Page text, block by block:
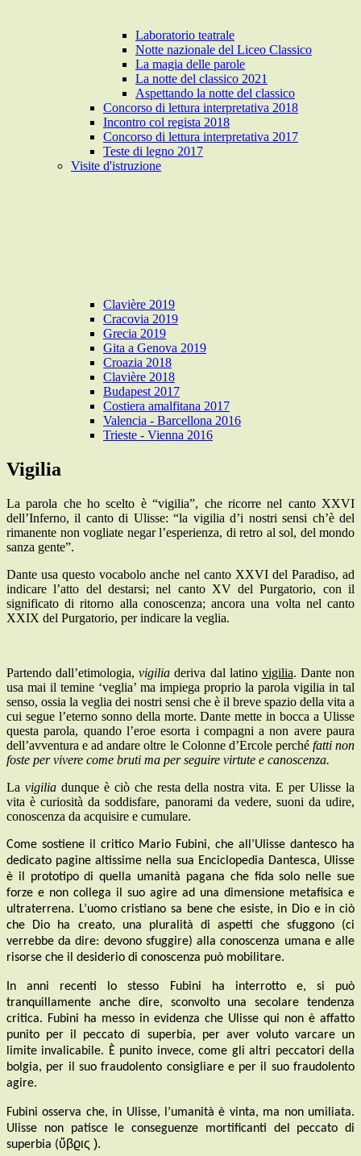
Laboratorio teatrale
Notte nazionale del Liceo Classico
La magia delle parole
La notte del classico 2021
Aspettando la notte del classico
Concorso di lettura interpretativa 2018
Incontro col regista 2018
Concorso di lettura interpretativa 2017
Teste di legno 2017
Visite d'istruzione
Clavière 2019
Cracovia 2019
Grecia 2019
Gita a Genova 2019
Croazia 2018
Clavière 2018
Budapest 2017
Costiera amalfitana 2017
Valencia - Barcellona 2016
Trieste - Vienna 2016
Vigilia
La parola che ho scelto è “vigilia”, che ricorre nel canto XXVI
dell’Inferno, il canto di Ulisse: “la vigilia d’i nostri sensi ch’è del
rimanente non vogliate negar l’esperienza, di retro al sol, del mondo
sanza gente”.
Dante usa questo vocabolo anche nel canto XXVI del Paradiso, ad
indicare l’atto del destarsi; nel canto XV del Purgatorio, con il
significato di ritorno alla conoscenza; ancora una volta nel canto
XXIX del Purgatorio, per indicare la veglia.
Partendo dall’etimologia,vigilia deriva dal latino vigilia. Dante non
usa mai il temine ‘veglia’ ma impiega proprio la parola vigilia in tal
senso, ossia la veglia dei nostri sensi che è il breve spazio della vita a
cui segue l’eterno sonno della morte. Dante mette in bocca a Ulisse
questa parola, quando l’eroe esorta i compagni a non avere paura
dell’avventura e ad andare oltre le Colonne d’Ercole perché fatti non
foste per vivere come bruti ma per seguire virtute e canoscenza.
La vigiliadunque è ciò che resta della nostra vita. E per Ulisse la
vita è curiosità da soddisfare, panorami da vedere, suoni da udire,
conoscenza da acquisire e cumulare.
Come sostiene il critico Mario Fubini, che all’Ulisse dantesco ha
dedicato pagine altissime nella sua Enciclopedia Dantesca, Ulisse
è il prototipo di quella umanità pagana che fida solo nelle sue
forze e non collega il suo agire ad una dimensione metafisica e
ultraterrena. L’uomo cristiano sa bene che esiste, in Dio e in ciò
che Dio ha creato, una pluralità di aspetti che sfuggono (ci
verrebbe da dire: devono sfuggire) alla conoscenza umana e alle
risorse che il desiderio di conoscenza può mobilitare.
In anni recenti lo stesso Fubini ha interrotto e, si può
tranquillamente anche dire, sconvolto una secolare tendenza
critica. Fubini ha messo in evidenza che Ulisse qui non è affatto
punito per il peccato di superbia, per aver voluto varcare un
limite invalicabile. È punito invece, come gli altri peccatori della
bolgia, per il suo fraudolento consigliare e per il suo fraudolento
agire.
Fubini osserva che, in Ulisse, l’umanità è vinta, ma non umiliata.
Ulisse non patisce le conseguenze mortificanti del peccato di
superbia (ὕβϱις ).